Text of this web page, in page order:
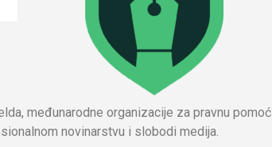
međunarodne organizacije za pravnu pomoć
novinarstvu i slobodi medija.